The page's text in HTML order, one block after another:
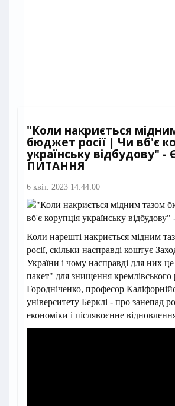
"Коли накриється
бюджет росії | Чи вб'є
українську відбудову" -
ПИТАННЯ
6 квіт. 2023 14:44:00
Коли нарешті накриється мідним
росії, скільки насправді коштує
України і чому насправді для них
пакет" для знищення
Городніченко, професор
університету Берклі - про занепад
економіки і післявоєнне